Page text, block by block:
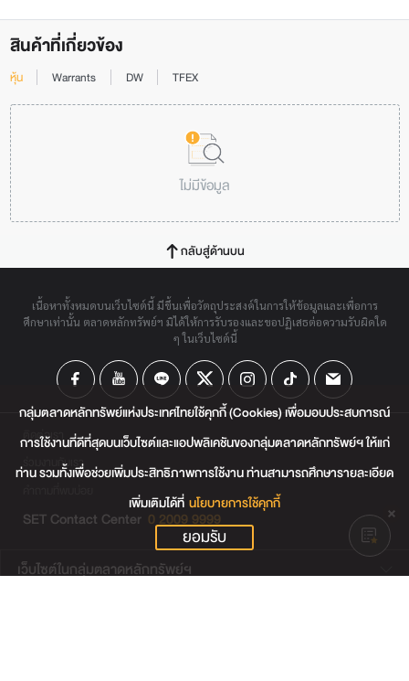
สินค้าที่เกี่ยวข้อง
หุ้น Warrants DW TFEX
ไม่มีข้อมูล
กลับสู่ด้านบน
เนื้อหาทั้งหมดบนเว็บไซต์นี้ มีขึ้นเพื่อวัตถุประสงค์ในการให้ข้อมูลและเพื่อการ
ศึกษาเท่านั้น ตลาดหลักทรัพย์ฯ มิได้ให้การรับรองและขอปฏิเสธต่อความรับผิดใด
ๆ ในเว็บไซต์นี้
ติดต่อเรา
ร่วมงานกับเรา
SET Contact Center 0 2009 9999
เว็บไซต์ในกลุ่มตลาดหลักทรัพย์ฯ
กลุ่มตลาดหลักทรัพย์แห่งประเทศไทยใช้คุกกี้ (Cookies) เพื่อมอบประสบการณ์
การใช้งานที่ดีที่สุดบนเว็บไซต์และแอปพลิเคชันของกลุ่มตลาดหลักทรัพย์ฯ ให้แก่
ท่าน รวมทั้งเพื่อช่วยเพิ่มประสิทธิภาพการใช้งาน ท่านสามารถศึกษารายละเอียด
เพิ่มเติมได้ที่ นโยบายการใช้คุกกี้
ยอมรับ